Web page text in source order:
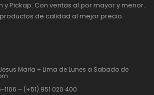
y Pickap. Con ventas al por mayor y menor.
de calidad al mejor precio.
Maria – Lima de Lunes a Sabado de
– (+51) 951 020 400